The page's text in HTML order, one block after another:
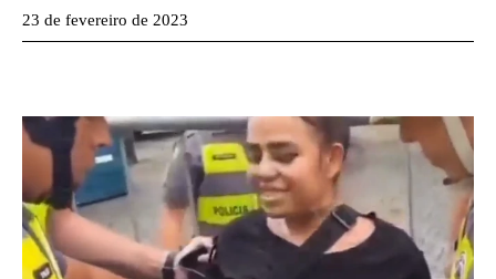
23 de fevereiro de 2023